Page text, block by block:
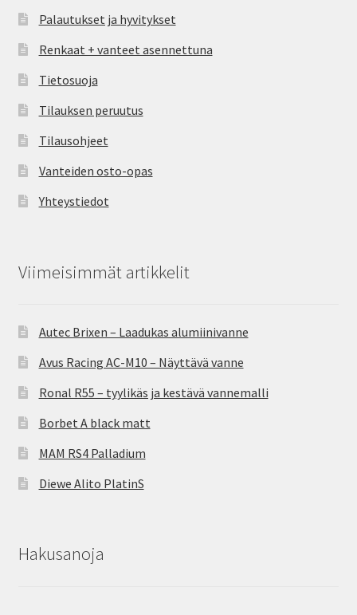
Palautukset ja hyvitykset
Renkaat + vanteet asennettuna
Tietosuoja
Tilauksen peruutus
Tilausohjeet
Vanteiden osto-opas
Yhteystiedot
Viimeisimmät artikkelit
Autec Brixen – Laadukas alumiinivanne
Avus Racing AC-M10 – Näyttävä vanne
Ronal R55 – tyylikäs ja kestävä vannemalli
Borbet A black matt
MAM RS4 Palladium
Diewe Alito PlatinS
Hakusanoja